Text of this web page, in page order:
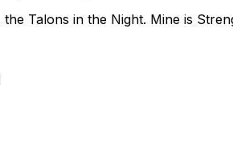
Talons in the Night. Mine is